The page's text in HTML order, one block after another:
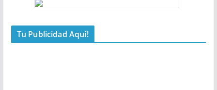
Tu Publicidad Aquí!